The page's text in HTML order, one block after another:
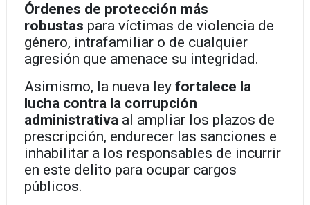
Órdenes de protección más
robustas para víctimas de violencia de
género, intrafamiliar o de cualquier
agresión que amenace su integridad.
Asimismo, la nueva leyfortalece la
lucha contra la corrupción
administrativaal ampliar los plazos de
prescripción, endurecer las sanciones e
inhabilitar a los responsables de incurrir
en este delito para ocupar cargos
públicos.